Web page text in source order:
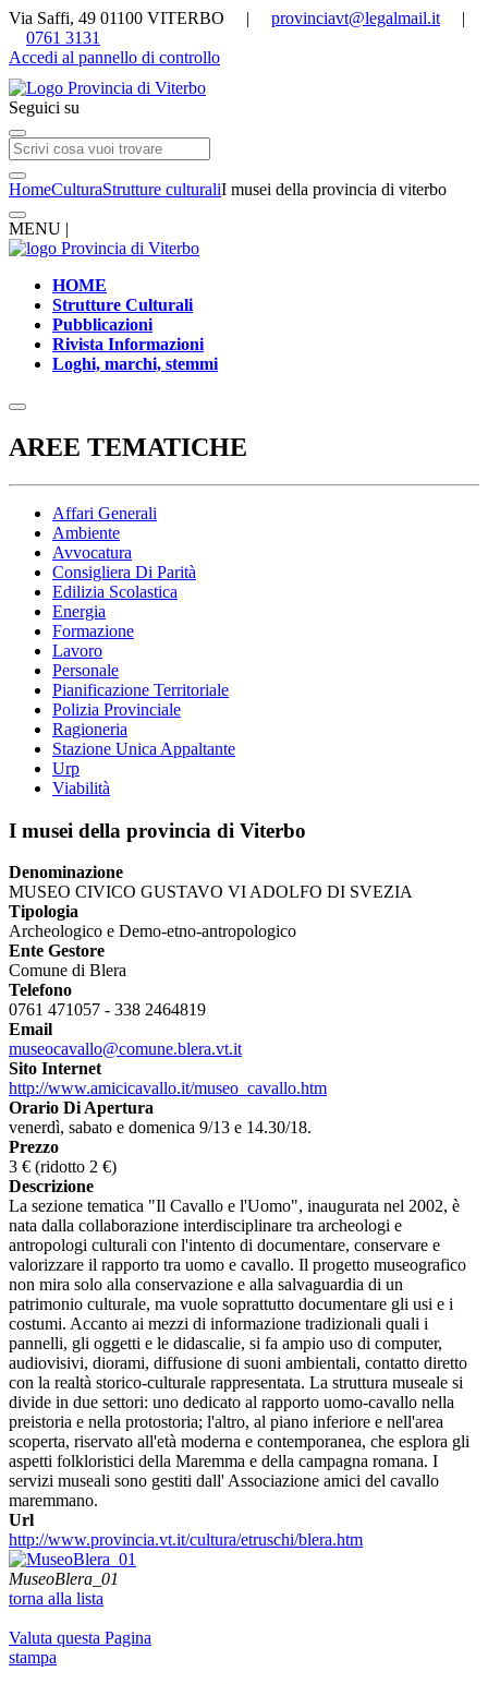
Via Saffi, 49 01100 VITERBO | provinciavt@legalmail.it |
0761 3131
Accedi al pannello di controllo
Seguici su
HomeCulturaStrutture culturaliI musei della provincia di viterbo
MENU |
HOME
Strutture Culturali
Pubblicazioni
Rivista Informazioni
Loghi, marchi, stemmi
AREE TEMATICHE
Affari Generali
Ambiente
Avvocatura
Consigliera Di Parità
Edilizia Scolastica
Energia
Formazione
Lavoro
Personale
Pianificazione Territoriale
Polizia Provinciale
Ragioneria
Stazione Unica Appaltante
Urp
Viabilità
I musei della provincia di Viterbo
Denominazione
MUSEO CIVICO GUSTAVO VI ADOLFO DI SVEZIA
Tipologia
Archeologico e Demo-etno-antropologico
Ente Gestore
Comune di Blera
Telefono
0761 471057 - 338 2464819
Email
museocavallo@comune.blera.vt.it
Sito Internet
http://www.amicicavallo.it/museo_cavallo.htm
Orario Di Apertura
venerdì, sabato e domenica 9/13 e 14.30/18.
Prezzo
3 € (ridotto 2 €)
Descrizione
La sezione tematica "Il Cavallo e l'Uomo", inaugurata nel 2002, è
nata dalla collaborazione interdisciplinare tra archeologi e
antropologi culturali con l'intento di documentare, conservare e
valorizzare il rapporto tra uomo e cavallo. Il progetto museografico
non mira solo alla conservazione e alla salvaguardia di un
patrimonio culturale, ma vuole soprattutto documentare gli usi e i
costumi. Accanto ai mezzi di informazione tradizionali quali i
pannelli, gli oggetti e le didascalie, si fa ampio uso di computer,
audiovisivi, diorami, diffusione di suoni ambientali, contatto diretto
con la realtà storico-culturale rappresentata. La struttura museale si
divide in due settori: uno dedicato al rapporto uomo-cavallo nella
preistoria e nella protostoria; l'altro, al piano inferiore e nell'area
scoperta, riservato all'età moderna e contemporanea, che esplora gli
aspetti folkloristici della Maremma e della campagna romana. I
servizi museali sono gestiti dall' Associazione amici del cavallo
maremmano.
Url
http://www.provincia.vt.it/cultura/etruschi/blera.htm
MuseoBlera_01
torna alla lista
Valuta questa Pagina
stampa